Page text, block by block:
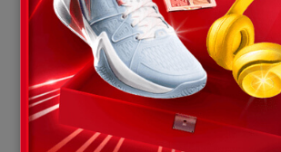
Toàn thân tôi như bị sét đánh. Tôi chết lặng,
nền nhà. Tai tôi ù đặc, tim đập dồn dập như
Mẹ khóc nấc, run rẩy nắm tay tôi:
“Năm xưa, mẹ bị lừa dối, và con chính là kết
chôn vùi bí mật này suốt đời, không ngờ trớ